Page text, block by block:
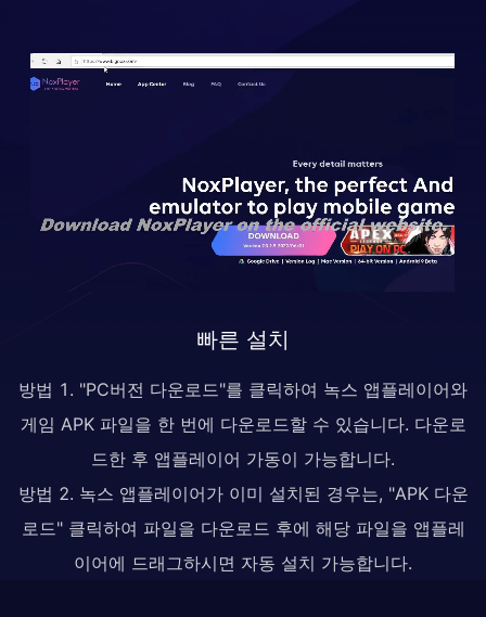
빠른 설치
방법 1. "PC버전 다운로드"를 클릭하여 녹스 앱플레이어와
게임 APK 파일을 한 번에 다운로드할 수 있습니다. 다운로
드한 후 앱플레이어 가동이 가능합니다.
방법 2. 녹스 앱플레이어가 이미 설치된 경우는, "APK 다운
로드" 클릭하여 파일을 다운로드 후에 해당 파일을 앱플레
이어에 드래그하시면 자동 설치 가능합니다.